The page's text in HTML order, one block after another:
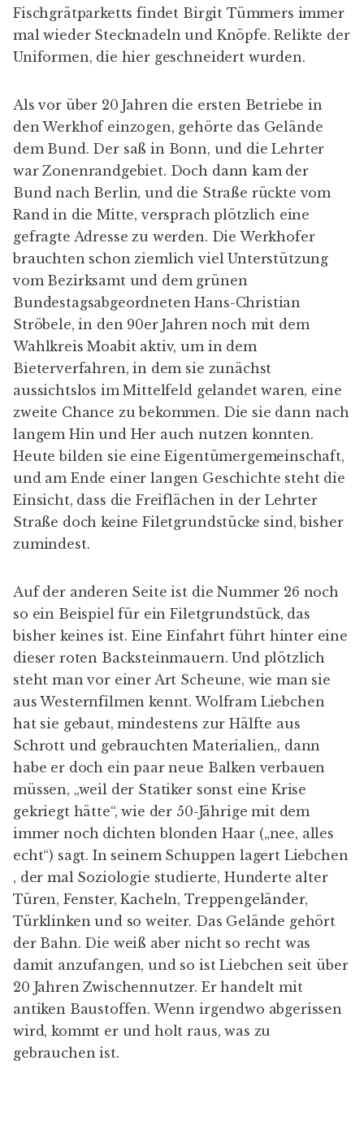
Fischgrätparketts findet Birgit Tümmers immer
mal wieder Stecknadeln und Knöpfe. Relikte der
Uniformen, die hier geschneidert wurden.
Als vor über 20 Jahren die ersten Betriebe in
den Werkhof einzogen, gehörte das Gelände
dem Bund. Der saß in Bonn, und die Lehrter
war Zonenrandgebiet. Doch dann kam der
Bund nach Berlin, und die Straße rückte vom
Rand in die Mitte, versprach plötzlich eine
gefragte Adresse zu werden. Die Werkhofer
brauchten schon ziemlich viel Unterstützung
vom Bezirksamt und dem grünen
Bundestagsabgeordneten Hans-Christian
Ströbele, in den 90er Jahren noch mit dem
Wahlkreis Moabit aktiv, um in dem
Bieterverfahren, in dem sie zunächst
aussichtslos im Mittelfeld gelandet waren, eine
zweite Chance zu bekommen. Die sie dann nach
langem Hin und Her auch nutzen konnten.
Heute bilden sie eine Eigentümergemeinschaft,
und am Ende einer langen Geschichte steht die
Einsicht, dass die Freiflächen in der Lehrter
Straße doch keine Filetgrundstücke sind, bisher
zumindest.
Auf der anderen Seite ist die Nummer 26 noch
so ein Beispiel für ein Filetgrundstück, das
bisher keines ist. Eine Einfahrt führt hinter eine
dieser roten Backsteinmauern. Und plötzlich
steht man vor einer Art Scheune, wie man sie
aus Westernfilmen kennt. Wolfram Liebchen
hat sie gebaut, mindestens zur Hälfte aus
Schrott und gebrauchten Materialien,, dann
habe er doch ein paar neue Balken verbauen
müssen, „weil der Statiker sonst eine Krise
gekriegt hätte“, wie der 50-Jährige mit dem
immer noch dichten blonden Haar („nee, alles
echt“) sagt. In seinem Schuppen lagert Liebchen
, der mal Soziologie studierte, Hunderte alter
Türen, Fenster, Kacheln, Treppengeländer,
Türklinken und so weiter. Das Gelände gehört
der Bahn. Die weiß aber nicht so recht was
damit anzufangen, und so ist Liebchen seit über
20 Jahren Zwischennutzer. Er handelt mit
antiken Baustoffen. Wenn irgendwo abgerissen
wird, kommt er und holt raus, was zu
gebrauchen ist.